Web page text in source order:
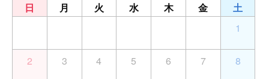
日 月 火 水 木 金
土
1
2 3 4 5 6 7 8